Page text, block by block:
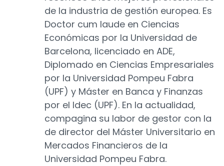
de la industria de gestión europea. Es
Doctor cum laude en Ciencias
Económicas por la Universidad de
Barcelona, licenciado en ADE,
Diplomado en Ciencias Empresariales
por la Universidad Pompeu Fabra
(UPF) y Máster en Banca y Finanzas
por el Idec (UPF). En la actualidad,
compagina su labor de gestor con la
de director del Máster Universitario en
Mercados Financieros de la
Universidad Pompeu Fabra.